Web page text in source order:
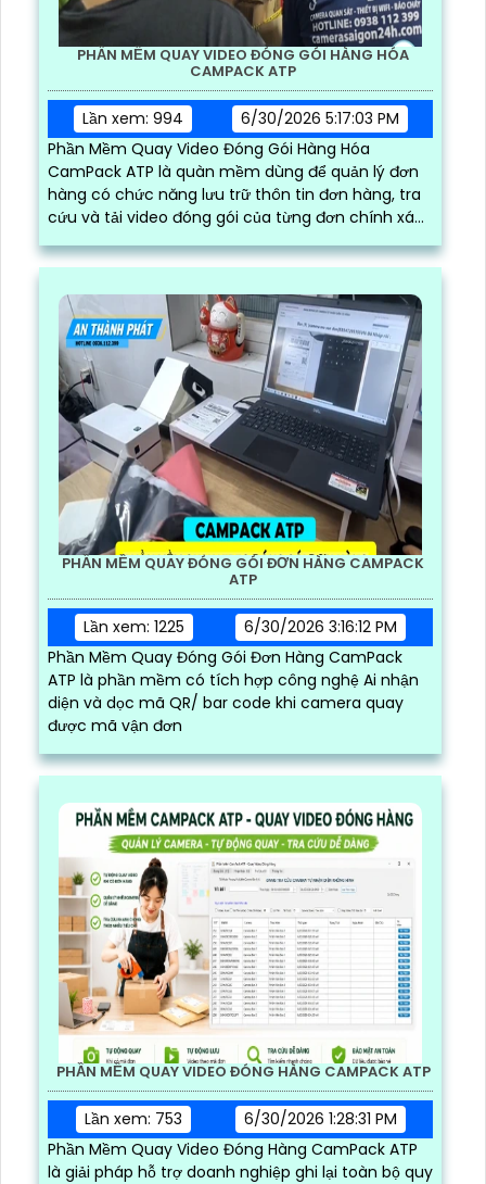
PHẦN MỀM QUAY VIDEO ĐÓNG GÓI HÀNG HÓA
CAMPACK ATP
Lần xem: 994
6/30/2026 5:17:03 PM
Phần Mềm Quay Video Đóng Gói Hàng Hóa
CamPack ATP là quàn mềm dùng để quản lý đơn
hàng có chức năng lưu trữ thôn tin đơn hàng, tra
cứu và tải video đóng gói của từng đơn chính xác
PHẦN MỀM QUAY ĐÓNG GÓI ĐƠN HÀNG CAMPACK
ATP
Lần xem: 1225
6/30/2026 3:16:12 PM
Phần Mềm Quay Đóng Gói Đơn Hàng CamPack
ATP là phần mềm có tích hợp công nghệ Ai nhận
diện và dọc mã QR/ bar code khi camera quay
được mã vận đơn
PHẦN MỀM QUAY VIDEO ĐÓNG HÀNG CAMPACK ATP
Lần xem: 753
6/30/2026 1:28:31 PM
Phần Mềm Quay Video Đóng Hàng CamPack ATP
là giải pháp hỗ trợ doanh nghiệp ghi lại toàn bộ quy